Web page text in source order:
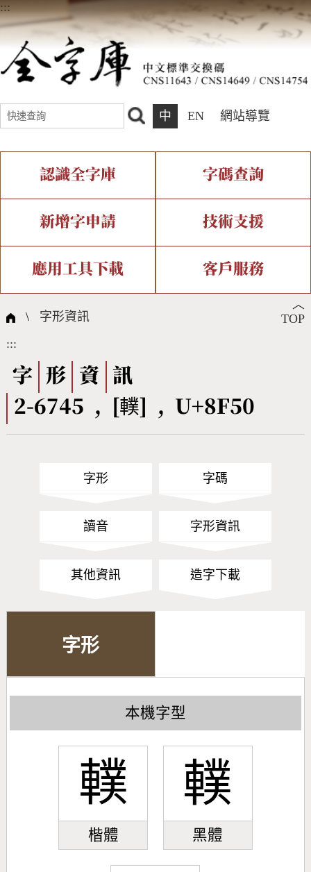
:::
中 EN 網站導覽
認識全字庫
全字庫介紹 全字庫現況
中文碼介紹 專有名詞介紹
國際字碼相關組織
字碼查詢
IDS查詢 部件查詢
複合查詢 注音查詢
筆畫查詢
筆順序查詢
CNS查詢 Unicode查詢
新增字申請
新字申請處理流程
技術支援
字形即時顯示 造字解決方案
全字庫授權 轉碼Web Service
應用工具下載
個人電腦造字處理工具
字形下載
客戶服務
問題集
熱門查詢統計
︿
TOP
\ 字形資訊
:::
字 形 資
訊
2-6745 , [轐] , U+8F50
字形 字碼
讀音 字形資訊
其他資訊 造字下載
字形
本機字型
轐
楷體
轐
黑體